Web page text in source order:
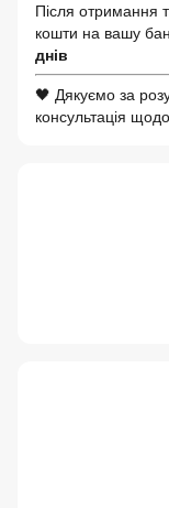
Після отримання
кошти на вашу
днів
🖤 Дякуємо за
консультація